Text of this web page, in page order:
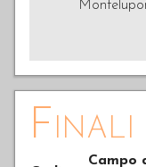
Finali
Campo